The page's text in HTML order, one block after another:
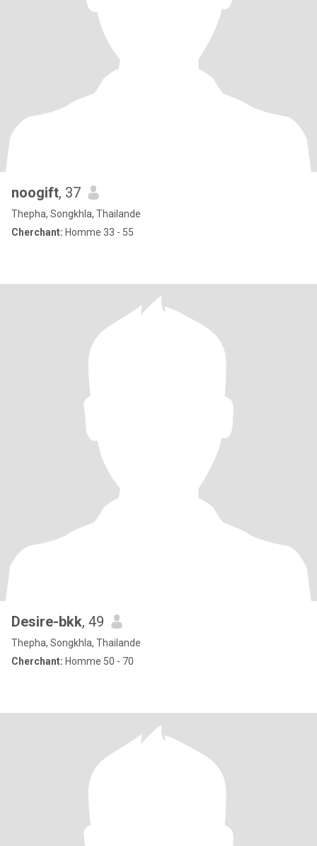
noogift, 37
Thepha, Songkhla, Thailande
Cherchant: Homme 33 - 55
Desire-bkk, 49
Thepha, Songkhla, Thailande
Cherchant: Homme 50 - 70